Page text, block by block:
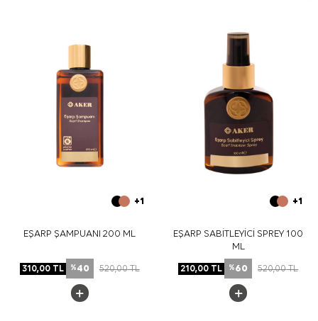
izleyiniz. İpek ve hassas eşarplarda nazik bakım desteği
tercih edebilirsiniz.
Sıkça Sorulan Sorular
Bej İpek Tivil Siyah Kenarlı Kare Geometrik Desenli
Eşarp hangi ölçüdedir?
Bu eşarbın deseni nasıldır?
İpek tivil eşarp hangi kombinlerle kullanılabilir?
Bu eşarbın bakımı nasıl yapılmalıdır?
+1
EŞARP ŞAMPUANI 200 ML
310,00TL %40 520,00TL
+1
EŞARP SABİTLEYİCİ SPREY 100
ML
210,00 TL %60 520,00TL